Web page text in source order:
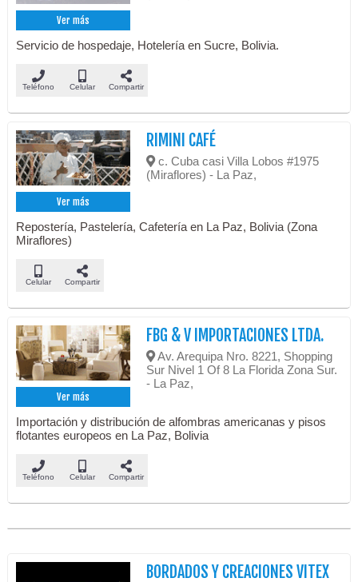
Ver más
Servicio de hospedaje, Hotelería en Sucre, Bolivia.
Teléfono Celular Compartir
Ver más
RIMINI CAFÉ
c. Cuba casi Villa Lobos #1975
(Miraflores) - La Paz,
Repostería, Pastelería, Cafetería en La Paz, Bolivia (Zona
Miraflores)
Celular Compartir
Ver más
FBG & V IMPORTACIONES LTDA.
Av. Arequipa Nro. 8221, Shopping
Sur Nivel 1 Of 8 La Florida Zona Sur.
- La Paz,
Importación y distribución de alfombras americanas y pisos
flotantes europeos en La Paz, Bolivia
Teléfono Celular Compartir
BORDADOS Y CREACIONES VITEX